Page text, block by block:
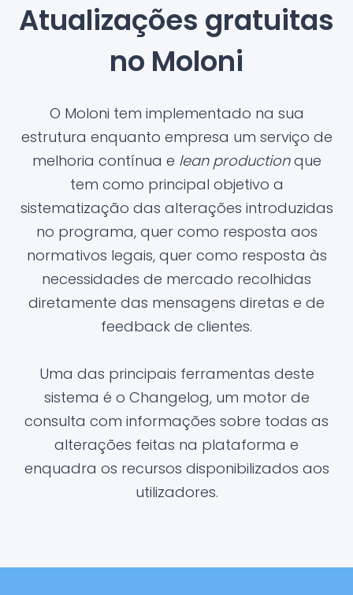
Atualizações gratuitas
no Moloni
O Moloni tem implementado na sua
estrutura enquanto empresa um serviço de
melhoria contínua e lean productionque
tem como principal objetivo a
sistematização das alterações introduzidas
no programa, quer como resposta aos
normativos legais, quer como resposta às
necessidades de mercado recolhidas
diretamente das mensagens diretas e de
feedback de clientes.
Uma das principais ferramentas deste
sistema é o Changelog, um motor de
consulta com informações sobre todas as
alterações feitas na plataforma e
enquadra os recursos disponibilizados aos
utilizadores.